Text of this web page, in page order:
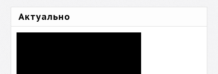
Актуально